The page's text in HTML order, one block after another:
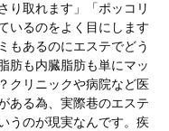
り取れます」「ポッコリ
いるのをよく目にします
もあるのにエステでどう
肪も内臓脂肪も単にマッ
クリニックや病院など医
ある為、実際巷のエステ
うのが現実なんです。疾